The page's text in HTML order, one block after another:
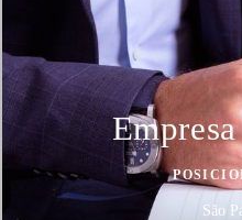
São